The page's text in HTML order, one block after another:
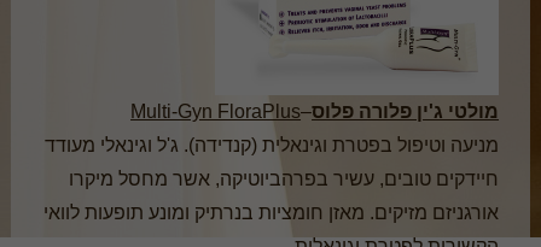
מולטי ג'ין פלורה פלוס–
Multi-Gyn FloraPlus
מניעה וטיפול בפטרת וגינאלית (קנדידה). ג'ל וגינאלי מעודד
חיידקים טובים, עשיר בפרהביוטיקה, אשר מחסל מיקרו
אורגניזם מזיקים. מאזן חומציות בנרתיק ומונע תופעות לוואי